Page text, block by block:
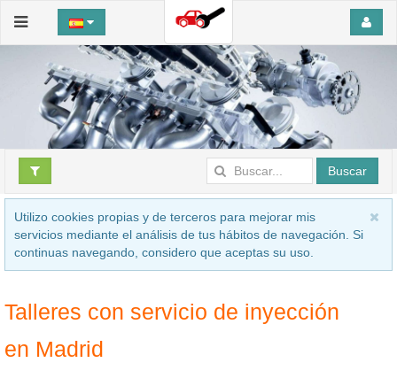
Buscar
Utilizo cookies propias y de terceros para mejorar mis
servicios mediante el análisis de tus hábitos de navegación. Si
continuas navegando, considero que aceptas su uso.
Talleres con servicio de inyección
en Madrid